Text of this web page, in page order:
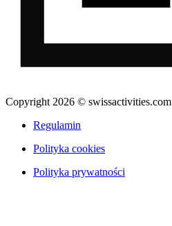
Copyright 2026 © swissactivities.com
Regulamin
Polityka cookies
Polityka prywatności